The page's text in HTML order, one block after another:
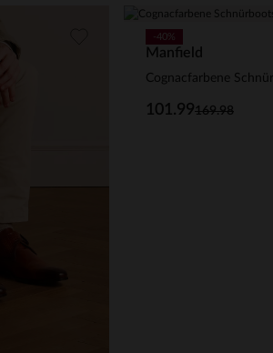
Manfield
169.98
101.99
-40%